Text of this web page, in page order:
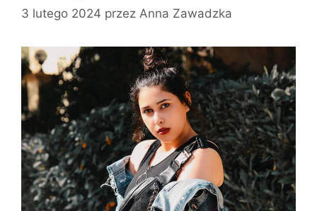
3 lutego 2024 przez Anna Zawadzka